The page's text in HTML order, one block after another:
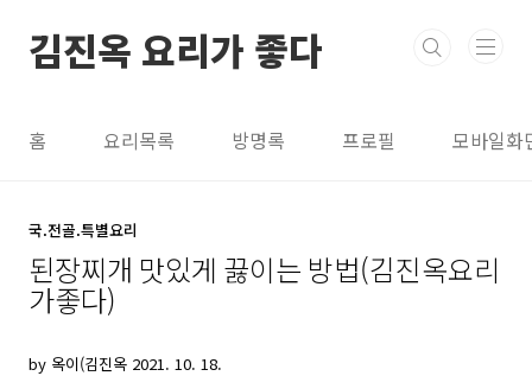
김진옥 요리가 좋다
홈 요리목록 방명록 프로필 모바일화
국.전골.특별요리
된장찌개 맛있게 끓이는 방법(김진옥요리
가좋다)
by 옥이(김진옥 2021. 10. 18.